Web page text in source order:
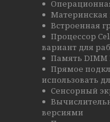
Материнская
Встроенная
Процессор
вариант для
Память DIMM
Прямое
использовать
Сенсорный
версиями